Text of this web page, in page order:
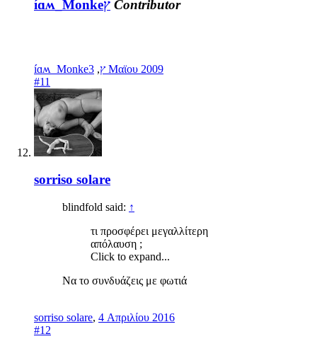
íɑʍ_Monkeץ Contributor
íɑʍ_Monkeץ, 3 Μαϊου 2009
#11
sorriso solare
blindfold said: ↑
τι προσφέρει μεγαλλίτερη
απόλαυση ;
Click to expand...
Να το συνδυάζεις με φωτιά
sorriso solare, 4 Απριλίου 2016
#12